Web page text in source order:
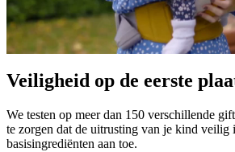
Veiligheid op de eerste
We testen op meer dan 150 verschillende
te zorgen dat de uitrusting van je kind veilig
basisingrediënten aan toe.